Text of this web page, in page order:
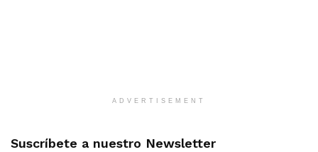
ADVERTISEMENT
Suscríbete a nuestro Newsletter